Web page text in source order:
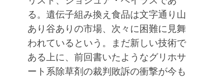
る。遺伝子組み換え食品は文字通り山
あり谷ありの市場、次々に困難に見舞
われているという。まだ新しい技術で
ある上に、前回書いたようなグリホサ
ート系除草剤の裁判敗訴の衝撃が今も